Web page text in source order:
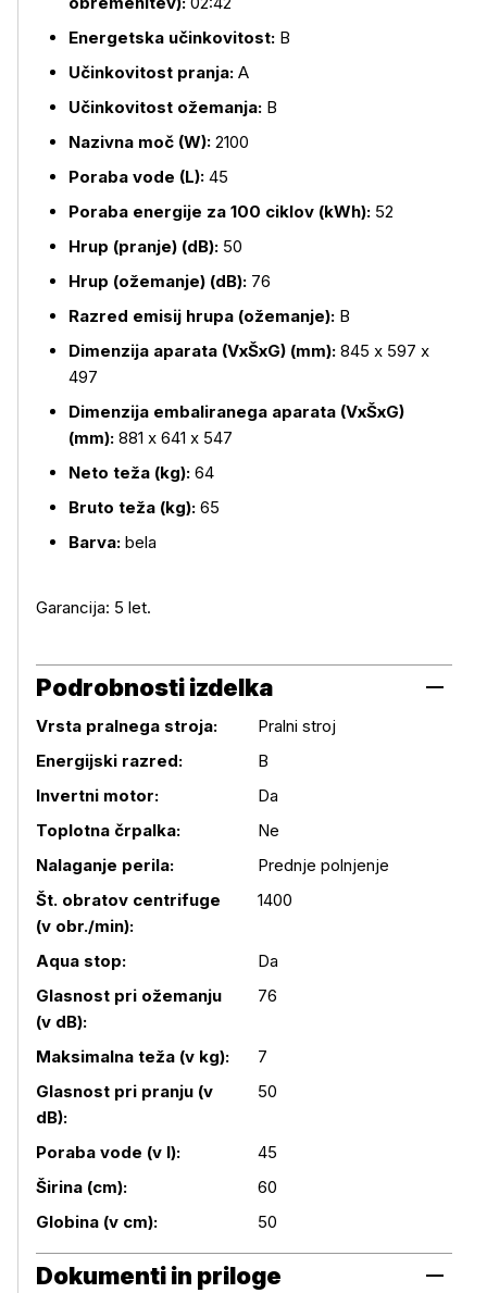
Energetska učinkovitost: B
Učinkovitost pranja: A
Učinkovitost ožemanja: B
Nazivna moč (W): 2100
Poraba vode (L): 45
Poraba energije za 100 ciklov (kWh): 52
Hrup (pranje) (dB): 50
Hrup (ožemanje) (dB): 76
Razred emisij hrupa (ožemanje): B
Dimenzija aparata (VxŠxG) (mm): 845 x 597 x
497
Dimenzija embaliranega aparata (VxŠxG)
(mm): 881 x 641 x 547
Neto teža (kg): 64
Bruto teža (kg): 65
Barva: bela
Garancija: 5 let.
Podrobnosti izdelka
Podrobnosti izdelka
Vrsta pralnega stroja:
Pralni stroj
Energijski razred:
B
Invertni motor:
Da
Toplotna črpalka:
Ne
Nalaganje perila:
Prednje polnjenje
Št. obratov centrifuge
(v obr./min):
1400
Aqua stop:
Da
Glasnost pri ožemanju
(v dB):
76
Maksimalna teža (v kg):
7
Glasnost pri pranju (v
dB):
50
Poraba vode (v l):
45
Širina (cm):
60
Globina (v cm):
50
Dokumenti in priloge